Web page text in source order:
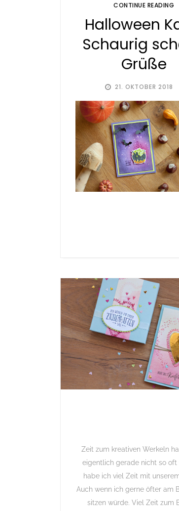
21. OKTOBER 2018
Halloween
Schaurig
Grüße
CONTINUE READING
Zeit zum kreativen Werkeln
eigentlich gerade nicht so oft
habe ich viel Zeit mit
Auch wenn ich gerne öfter am
sitzen würde. Viel Zeit zum